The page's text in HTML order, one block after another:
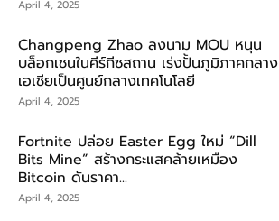
April 4, 2025
Changpeng Zhao ลงนาม MOU หนุน
บล็อกเชนในคีร์กีซสถาน เร่งปั้นภูมิภาคกลาง
เอเชียเป็นศูนย์กลางเทคโนโลยี
April 4, 2025
Fortnite ปล่อย Easter Egg ใหม่ “Dill
Bits Mine” สร้างกระแสคล้ายเหมือง
Bitcoin ดันราคา...
April 4, 2025